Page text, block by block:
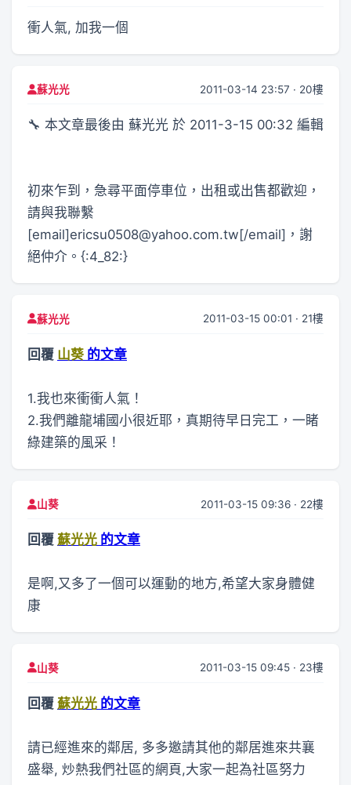
衝人氣, 加我一個
蘇光光 2011-03-14 23:57 · 20樓
🔧 本文章最後由 蘇光光 於 2011-3-15 00:32 編輯
初來乍到，急尋平面停車位，出租或出售都歡迎，
請與我聯繫
[email]ericsu0508@yahoo.com.tw[/email]，謝
絕仲介。{:4_82:}
蘇光光 2011-03-15 00:01 · 21樓
回覆 山葵 的文章
1.我也來衝衝人氣！
2.我們離龍埔國小很近耶，真期待早日完工，一睹
綠建築的風采！
山葵 2011-03-15 09:36 · 22樓
回覆 蘇光光 的文章
是啊,又多了一個可以運動的地方,希望大家身體健
康
山葵 2011-03-15 09:45 · 23樓
回覆 蘇光光 的文章
請已經進來的鄰居, 多多邀請其他的鄰居進來共襄
盛舉, 炒熱我們社區的網頁,大家一起為社區努力